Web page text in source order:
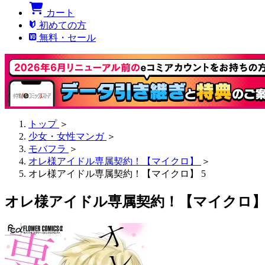
カート
初めての方
無料・セール
トップ ＞
少女・女性マンガ ＞
モバフラ ＞
オレ様アイドル専属契約！【マイクロ】
＞
オレ様アイドル専属契約！【マイクロ】 5
オレ様アイドル専属契約！【マイクロ